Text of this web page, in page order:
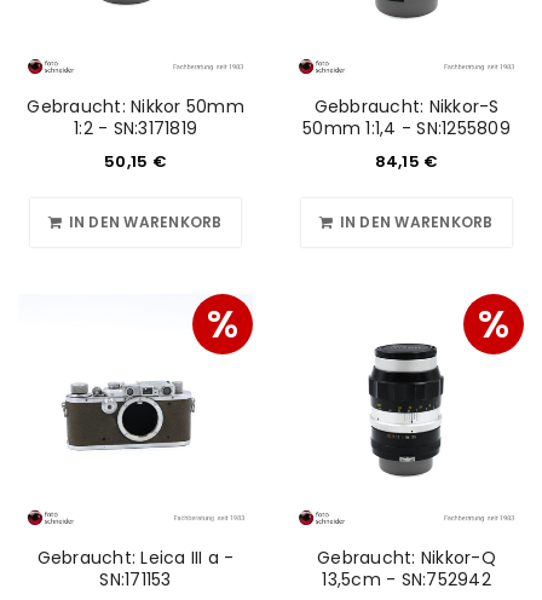
Gebraucht: Nikkor 50mm
1:2 - SN:3171819
50,15 €
IN DEN WARENKORB
Gebbraucht: Nikkor-S
50mm 1:1,4 - SN:1255809
84,15 €
IN DEN WARENKORB
%
Gebraucht: Leica III a -
SN:171153
%
Gebraucht: Nikkor-Q
13,5cm - SN:752942